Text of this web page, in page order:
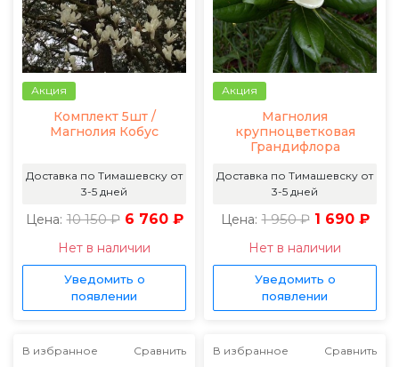
Акция
Комплект 5шт /
Магнолия Кобус
Доставка по Тимашевску от
3-5 дней
Цена: 10 150 ₽ 6 760 ₽
Нет в наличии
Уведомить о
появлении
Акция
Магнолия
крупноцветковая
Грандифлора
Доставка по Тимашевску от
3-5 дней
Цена: 1 950 ₽ 1 690 ₽
Нет в наличии
Уведомить о
появлении
В избранное Сравнить В избранное Сравнить